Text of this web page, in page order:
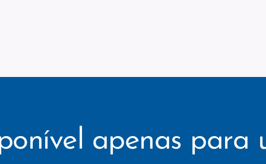
apenas para